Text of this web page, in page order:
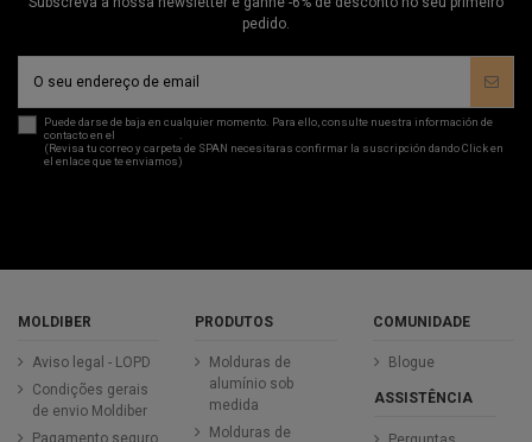
pedido.
Puede darse de baja en cualquier momento. Para ello, consulte nuestra información de
contacto en el
.
(Revisa tu correo y carpeta de SPAN necesitaras confirmar la suscripción dando Click en
el enlace que te enviamos)
MOLDIBER
Aviso legal - LOPD
Condições gerais
de envio Moldiber
Pagamento seguro
PRODUTOS
Molduras de
alumínio sob
medida
Molduras de
COMUNIDADE
Blogue
ASSISTÊNCIA